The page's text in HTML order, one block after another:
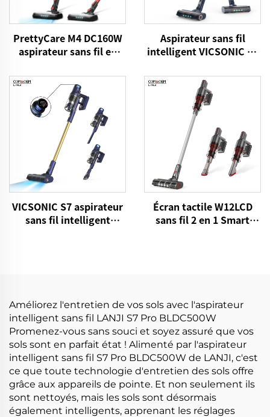
PrettyCare M4 DC160W
aspirateur sans fil en
de voiture
Aspirateur sans fil
intelligent VICSONIC S7
nettoyage automatique
des sols à LED
VICSONIC S7 aspirateur
sans fil intelligent
Écran tactile W12LCD
sans fil 2 en 1 Smart
Améliorez l'entretien de vos sols avec l'aspirateur
intelligent sans fil LANJI S7 Pro BLDC500W
Promenez-vous sans souci et soyez assuré que vos
sols sont en parfait état ! Alimenté par l'aspirateur
intelligent sans fil S7 Pro BLDC500W de LANJI, c'est
ce que toute technologie d'entretien des sols offre
grâce aux appareils de pointe. Et non seulement ils
sont nettoyés, mais les sols sont désormais
également intelligents, apprenant les réglages